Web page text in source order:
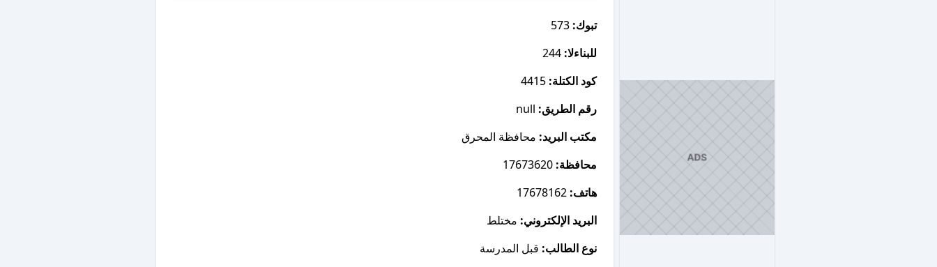
تبوك:
للبناءلا:
كود الكتلة:
رقم الطريق:
مكتب البريد: محافظة المحرق
محافظة:
هاتف:
البريد الإلكتروني: مختلط
نوع الطالب: قبل المدرسة